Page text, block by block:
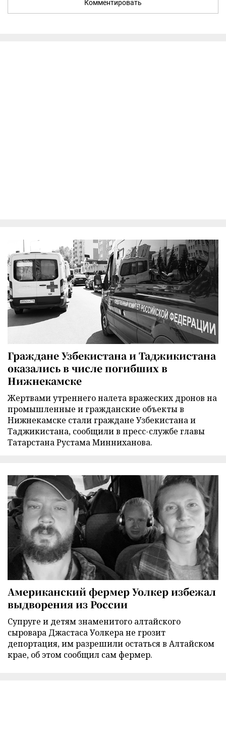
Комментировать
Граждане Узбекистана и Таджикистана
оказались в числе погибших в
Нижнекамске
Жертвами утреннего налета вражеских дронов на
промышленные и гражданские объекты в
Нижнекамске стали граждане Узбекистана и
Таджикистана, сообщили в пресс-службе главы
Татарстана Рустама Минниханова.
Американский фермер Уолкер избежал
выдворения из России
Супруге и детям знаменитого алтайского
сыровара Джастаса Уолкера не грозит
депортация, им разрешили остаться в Алтайском
крае, об этом сообщил сам фермер.